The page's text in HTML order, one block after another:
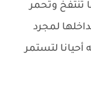
وتحمر
لمجرد
أحيانا لتستمر